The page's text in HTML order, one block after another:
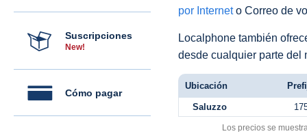
Suscripciones
New!
Cómo pagar
por Interneto Correo de
Localphone también
desde cualquier parte del
Ubicación
Saluzzo
Los precios se